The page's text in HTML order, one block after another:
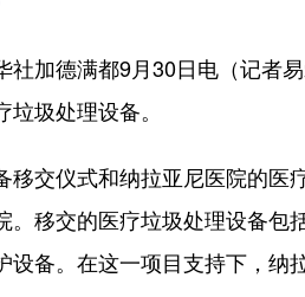
加德满都9月30日电（记者易
垃圾处理设备。
交仪式和纳拉亚尼医院的医
。移交的医疗垃圾处理设备包
设备。在这一项目支持下，纳